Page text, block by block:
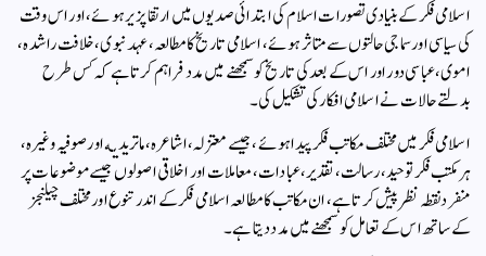
اسلامی فکر کے بنیادی تصورات اسلام کی ابتدائی صدیوں میں ارتقا پزير ہوئے، اور اس وقت
کی سیاسی اور سماجی حالتوں سے متاثر ہوئے، اسلامی تاریخ کا مطالعہ، عہد نبوی، خلافت راشدہ،
اموى، عباسی دور اور اس کے بعد کی تاریخ کو سمجھنے میں مدد فراہم کرتا ہے کہ کس طرح
بدلتے حالات نے اسلامی افکار کى تشکیل كى۔
اسلامی فکر میں مختلف مکاتب فکر پیدا ہوئے، جیسے معتزلہ، اشاعرہ، ماتريديه اور صوفیہ وغيره،
ہر مکتب فکر توحید، رسالت، تقدیر، عبادات، معاملات اور اخلاقی اصولوں جیسے موضوعات پر
منفرد نقطہ نظر پیش کرتا ہے، ان مکاتب کا مطالعہ اسلامی فکر کے اندر تنوع اور مختلف چیلنجز
کے ساتھ اس کے تعامل کو سمجھنے میں مدد دیتا ہے۔